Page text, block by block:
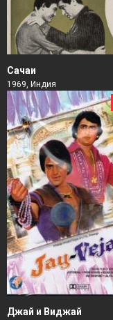
Сачаи
1969, Индия
Джай и Виджай